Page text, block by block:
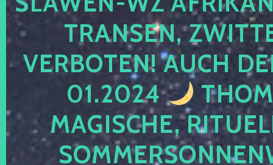
TRANSEN,
VERBOTEN! AUCH
01.2024
MAGISCHE,